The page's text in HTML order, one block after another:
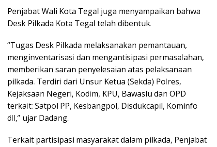
Penjabat Wali Kota Tegal juga menyampaikan bahwa
Desk Pilkada Kota Tegal telah dibentuk.
“Tugas Desk Pilkada melaksanakan pemantauan,
menginventarisasi dan mengantisipasi permasalahan,
memberikan saran penyelesaian atas pelaksanaan
pilkada. Terdiri dari Unsur Ketua (Sekda) Polres,
Kejaksaan Negeri, Kodim, KPU, Bawaslu dan OPD
terkait: Satpol PP, Kesbangpol, Disdukcapil, Kominfo
dll,” ujar Dadang.
Terkait partisipasi masyarakat dalam pilkada, Penjabat